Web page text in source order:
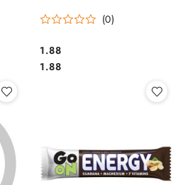
(0)
Cena:
1.88
Cena:
1.88